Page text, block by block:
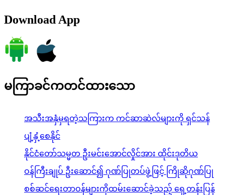
Download App
မကြာခင်ကတင်ထားသော
အသီးအနှံမှရတဲ့သကြားက ကင်ဆာဆဲလ်များကို ရှင်သန်
ပျံ့နှံ့စေနိုင်
နိုင်ငံတော်သမ္မတ ဦးမင်းအောင်လှိုင်အား ထိုင်းဒုတိယ
ဝန်ကြီးချုပ် ဦးဆောင်၍ ဂုဏ်ပြုတပ်ဖွဲ့ဖြင့် ကြိုဆိုဂုဏ်ပြု
စစ်ဆင်ရေးတာဝန်များကိုထမ်းဆောင်ခဲ့သည့် ရှေ့တန်းပြန်